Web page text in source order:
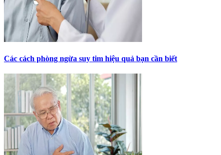
Các cách phòng ngừa suy tim hiệu quả bạn cần biết